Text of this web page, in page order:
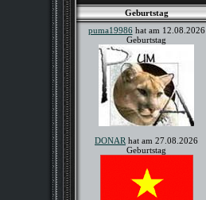
Geburtstag
puma19986hat am 12.08.2026
Geburtstag
DONAR hat am 27.08.2026
Geburtstag